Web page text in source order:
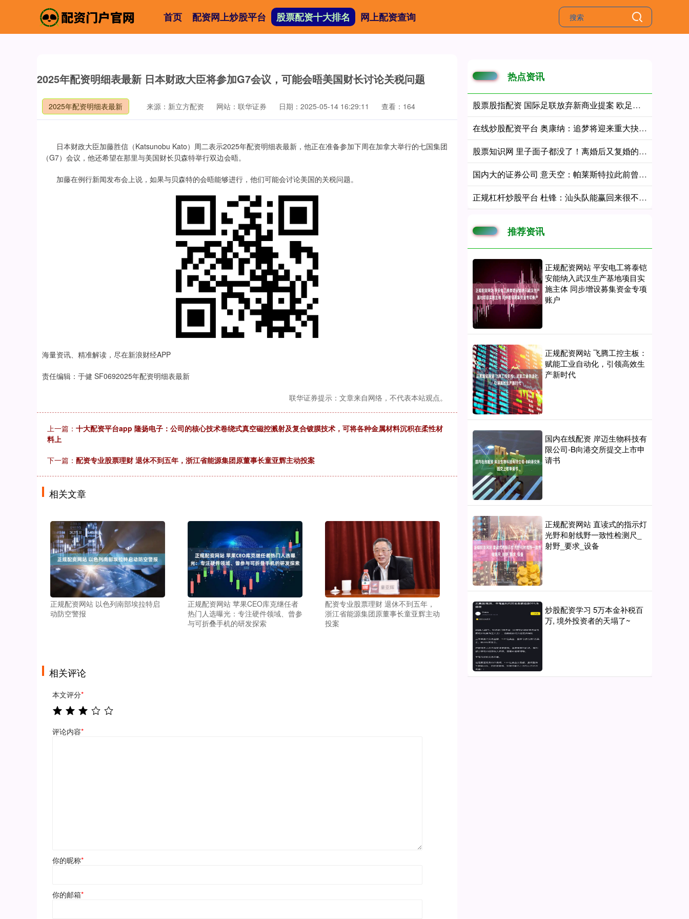
首页 配资网上炒股平台 股票配资十大排名 网上配资查询
2025年配资明细表最新 日本财政大臣将参加G7会议，可能会晤美国财长讨论关税问题
2025年配资明细表最新 来源：新立方配资 网站：联华证券 日期：2025-05-14 16:29:11 查看：164
日本财政大臣加藤胜信（Katsunobu Kato）周二表示2025年配资明细表最新，他正在准备参加下周在加拿大举行的七国集团
（G7）会议，他还希望在那里与美国财长贝森特举行双边会晤。
加藤在例行新闻发布会上说，如果与贝森特的会晤能够进行，他们可能会讨论美国的关税问题。
海量资讯、精准解读，尽在新浪财经APP
责任编辑：于健 SF0692025年配资明细表最新
联华证券提示：文章来自网络，不代表本站观点。
上一篇： 十大配资平台app 隆扬电子：公司的核心技术卷绕式真空磁控溅射及复合镀膜技术，可将各种金属材料沉积在柔性材
料上
下一篇： 配资专业股票理财 退休不到五年，浙江省能源集团原董事长童亚辉主动投案
相关文章
正规配资网站 以色列南部埃拉特启
动防空警报
正规配资网站 苹果CEO库克继任者
热门人选曝光：专注硬件领域、曾参
与可折叠手机的研发探索
配资专业股票理财 退休不到五年，
浙江省能源集团原董事长童亚辉主动
投案
相关评论
本文评分*
评论内容*
你的昵称*
你的邮箱*
热点资讯
股票股指配资 国际足联放弃新商业提案 欧足联表示欢迎
在线炒股配资平台 奥康纳：追梦将迎来重大抉择 回归勇士或追随詹姆斯去76人
股票知识网 里子面子都没了！离婚后又复婚的梁靖崑，这次连最后的体面也没了
国内大的证券公司 意天空：帕莱斯特拉此前曾拒绝过切尔西，是阿隆索的来电让他想去
正规杠杆炒股平台 杜锋：汕头队能赢回来很不易 20分算个啥 竞技体育的魅力就在这里
推荐资讯
正规配资网站 平安电工将泰铠
安能纳入武汉生产基地项目实
施主体 同步增设募集资金专项
账户
正规配资网站 飞腾工控主板：
赋能工业自动化，引领高效生
产新时代
国内在线配资 岸迈生物科技有
限公司-B向港交所提交上市申
请书
正规配资网站 直读式的指示灯
光野和射线野一致性检测尺_
射野_要求_设备
炒股配资学习 5万本金补税百
万, 境外投资者的天塌了~